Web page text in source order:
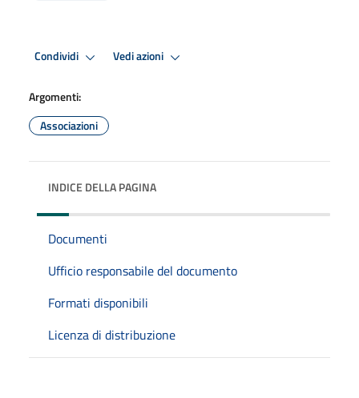
Condividi Vedi azioni
Argomenti:
Associazioni
INDICE DELLA PAGINA
Documenti
Ufficio responsabile del documento
Formati disponibili
Licenza di distribuzione